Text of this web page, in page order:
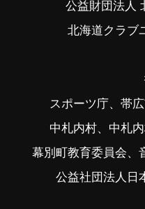
公益財団法人
北海道クラブ
スポーツ庁、帯
中札内村、中札
幕別町教育委員会、
公益社団法人日